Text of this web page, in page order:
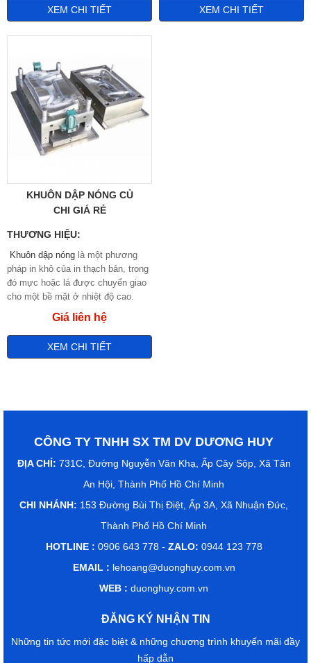
XEM CHI TIẾT
thiết bị lắp và tháokhuônnhanh.
XEM CHI TIẾT
KHUÔN DẬP NÓNG CỦ
CHI GIÁ RẺ
THƯƠNG HIỆU:
Khuôn dập nóng là một phương
pháp in khô của in thạch bản, trong
đó mực hoặc lá được chuyển giao
cho một bề mặt ở nhiệt độ cao.
Phương pháp không gây ô nhiễm
đã đa dạng hóa kể từ khi nó nổi lên
trong thế kỷ 19 để bao gồm nhiều
màu sắc và quy trình khác nhau.
của in thạch bản, trong đómực
hoặc lá được chuyển giao cho một
bề mặt ở nhiệt độ cao. Phương
dạng hóa kể từ khi nó nổi lên trong
thế kỷ 19 để bao gồm nhiều màu
dụng rộng rãi trên nhựa và giấy (nơi
nó là một kỹ thuật phổ biến trong in
cho các nguồn khác.
Giá liên hệ
XEM CHI TIẾT
CÔNG TY TNHH SX TM DV DƯƠNG HUY
ĐỊA CHỈ: 731C, Đường Nguyễn Văn Khạ, Ấp Cây Sộp, Xã Tân
An Hội, Thành Phố Hồ Chí Minh
CHI NHÁNH: 153 Đường Bùi Thị Điệt, Ấp 3A, Xã Nhuận Đức,
Thành Phố Hồ Chí Minh
HOTLINE : 0906 643 778 - ZALO: 0944 123 778
EMAIL : lehoang@duonghuy.com.vn
WEB :duonghuy.com.vn
ĐĂNG KÝ NHẬN TIN
Những tin tức mới đặc biệt & những chương trình khuyến mãi đầy
hấp dẫn